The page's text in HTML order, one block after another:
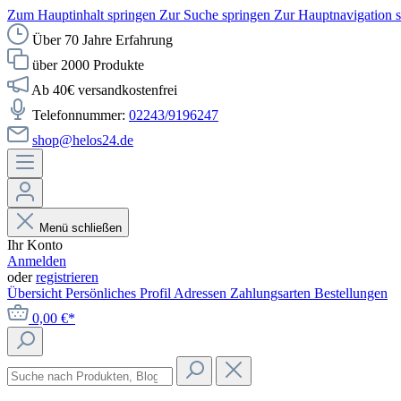
Zum Hauptinhalt springen Zur Suche springen Zur Hauptnavigation
Über 70 Jahre Erfahrung
über 2000 Produkte
Ab 40€ versandkostenfrei
Telefonnummer: 02243/9196247
shop@helos24.de
Menü schließen
Ihr Konto
Anmelden
oderregistrieren
Übersicht Persönliches Profil Adressen Zahlungsarten Bestellungen
0,00 €*